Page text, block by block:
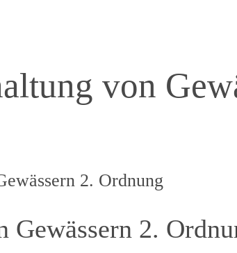
von
2. Ordnung
Gewässern 2.